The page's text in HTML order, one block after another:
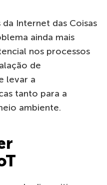
Internet das Coisas
ainda mais
nos processos
de
levar a
tanto para a
ambiente.